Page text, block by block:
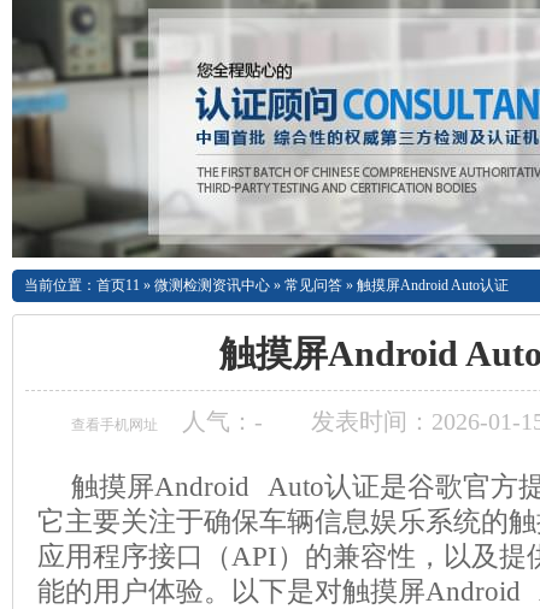
当前位置： 首页11 » 微测检测资讯中心 » 常见问答 » 触摸屏Android Auto认证
触摸屏Android
查看手机网址 人气： - 发表时间：2026-01-
触摸屏Android Auto认证是谷歌官方
它主要关注于确保车辆信息娱乐系统的
应用程序接口（API）的兼容性，以及提
能的用户体验。以下是对触摸屏Android